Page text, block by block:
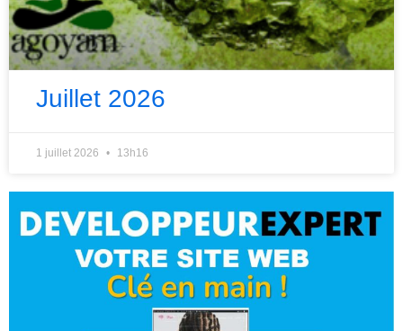
Juillet 2026
1 juillet 2026 13h16